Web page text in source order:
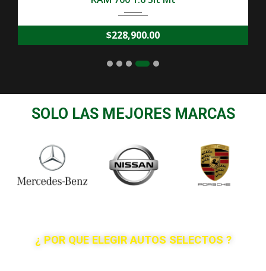
$388,900.00
SOLO LAS MEJORES MARCAS
¿ POR QUE ELEGIR AUTOS SELECTOS ?